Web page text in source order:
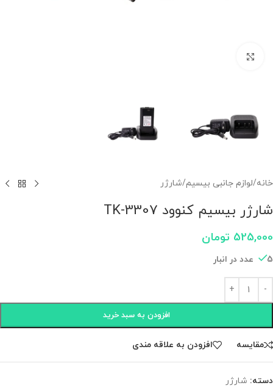
خانه/لوازم جانبی بیسیم/شارژر
شارژر بیسیم کنوود TK-3307
525,000 تومان
5 عدد در انبار
افزودن به سبد خرید
مقايسه افزودن به علاقه مندی
دسته: شارژر